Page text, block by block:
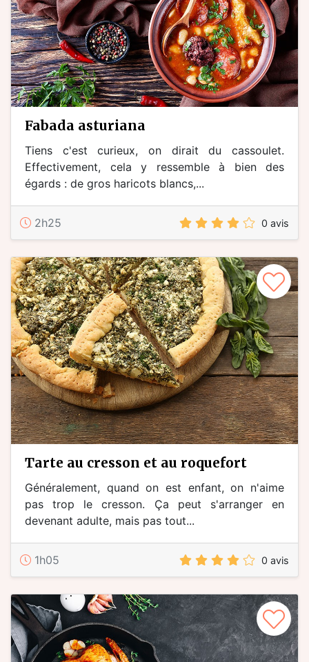
fabada asturiana
Tiens c'est curieux, on dirait du cassoulet.
Effectivement, cela y ressemble à bien des
égards : de gros haricots blancs,...
2h25 0 avis
tarte au cresson et au roquefort
Généralement, quand on est enfant, on n'aime
pas trop le cresson. Ça peut s'arranger en
devenant adulte, mais pas tout...
1h05 0 avis